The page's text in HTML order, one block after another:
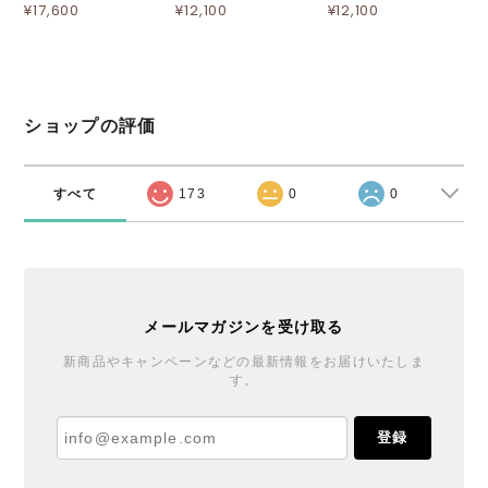
¥17,600 ¥12,100 ¥12,100
ショップの評価
すべて 173 0 0
メールマガジンを受け取る
新商品やキャンペーンなどの最新情報をお届けいたしま
す。
登録